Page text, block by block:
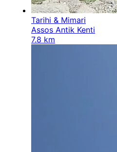
Tarihi & Mimari
Assos Antik Kenti
7.8 km